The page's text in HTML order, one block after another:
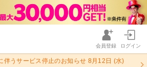
会員登録 ログイン
伴うサービス停止のお知らせ 8月12日 (水)